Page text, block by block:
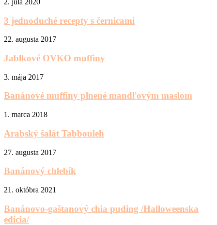
3 jednoduché recepty s černicami
22. augusta 2017
Jablkové OVKO muffiny
3. mája 2017
Banánové muffiny plnené mandľovým maslom
1. marca 2018
Arabský šalát Tabbouleh
27. augusta 2017
Banánový chlebík
21. októbra 2021
Banánovo-gaštanový chia puding /Halloweenska
edícia/